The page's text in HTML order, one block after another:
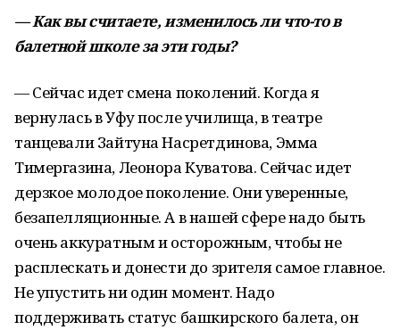
— Как вы считаете, изменилось ли что-то в
балетной школе за эти годы?
— Сейчас идет смена поколений. Когда я
вернулась в Уфу после училища, в театре
танцевали Зайтуна Насретдинова, Эмма
Тимергазина, Леонора Куватова. Сейчас идет
дерзкое молодое поколение. Они уверенные,
безапелляционные. А в нашей сфере надо быть
очень аккуратным и осторожным, чтобы не
расплескать и донести до зрителя самое главное.
Не упустить ни один момент. Надо
поддерживать статус башкирского балета, он